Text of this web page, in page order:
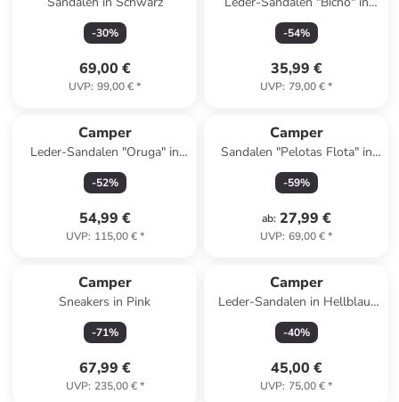
-30%
69,00 €
UVP: 99,00 €*
Rosa
-54%
35,99 €
UVP: 79,00 €*
Camper
Leder-Sandalen "Oruga" in
Schwarz
-52%
54,99 €
UVP: 115,00 €*
Camper
Sandalen "Pelotas Flota" in
Rosa
-59%
ab: 27,99 €
UVP: 69,00 €*
Camper
Sneakers in Pink
-71%
67,99 €
UVP: 235,00 €*
Camper
Leder-Sandalen in Hellblau/
Gelb
-40%
45,00 €
UVP: 75,00 €*